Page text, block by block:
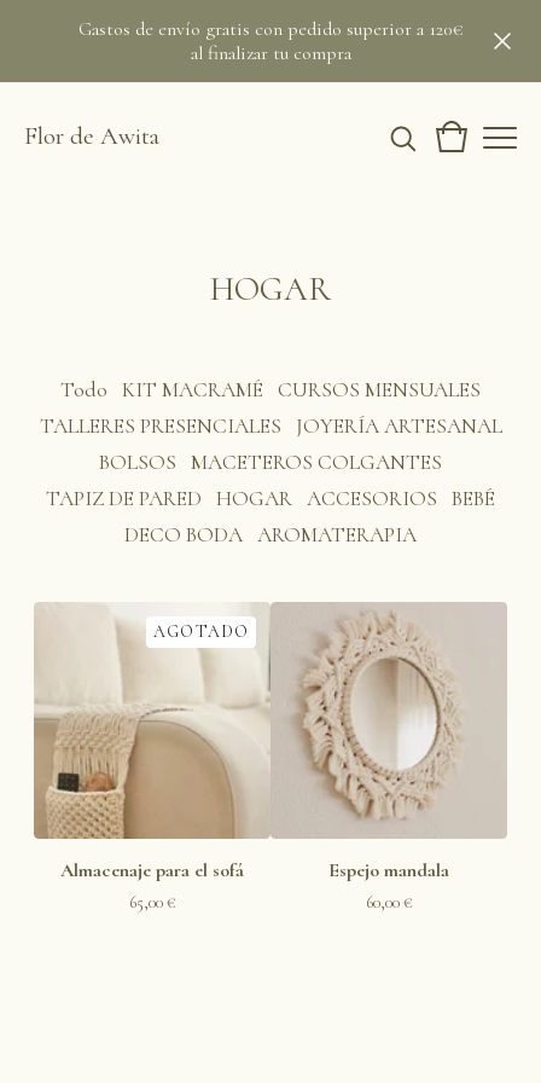
Gastos de envío gratis con pedido superior a 120€
al finalizar tu compra
Flor de Awita
HOGAR
Todo KIT MACRAMÉ
CURSOS MENSUALES
TALLERES PRESENCIALES
JOYERÍA ARTESANAL
BOLSOS
MACETEROS COLGANTES
TAPIZ DE PARED
HOGAR ACCESORIOS
BEBÉ
DECO BODA AROMATERAPIA
AGOTADO
Almacenaje para el sofá
65,00€
Espejo mandala
60,00€